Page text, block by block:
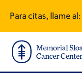
main
content
footer
Para citas, llame al: